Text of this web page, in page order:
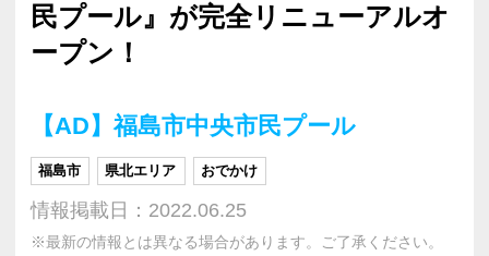
民プール』が完全リニューアルオ
ープン！
【AD】福島市中央市民プール
福島市 県北エリア おでかけ
情報掲載日：2022.06.25
※最新の情報とは異なる場合があります。ご了承ください。